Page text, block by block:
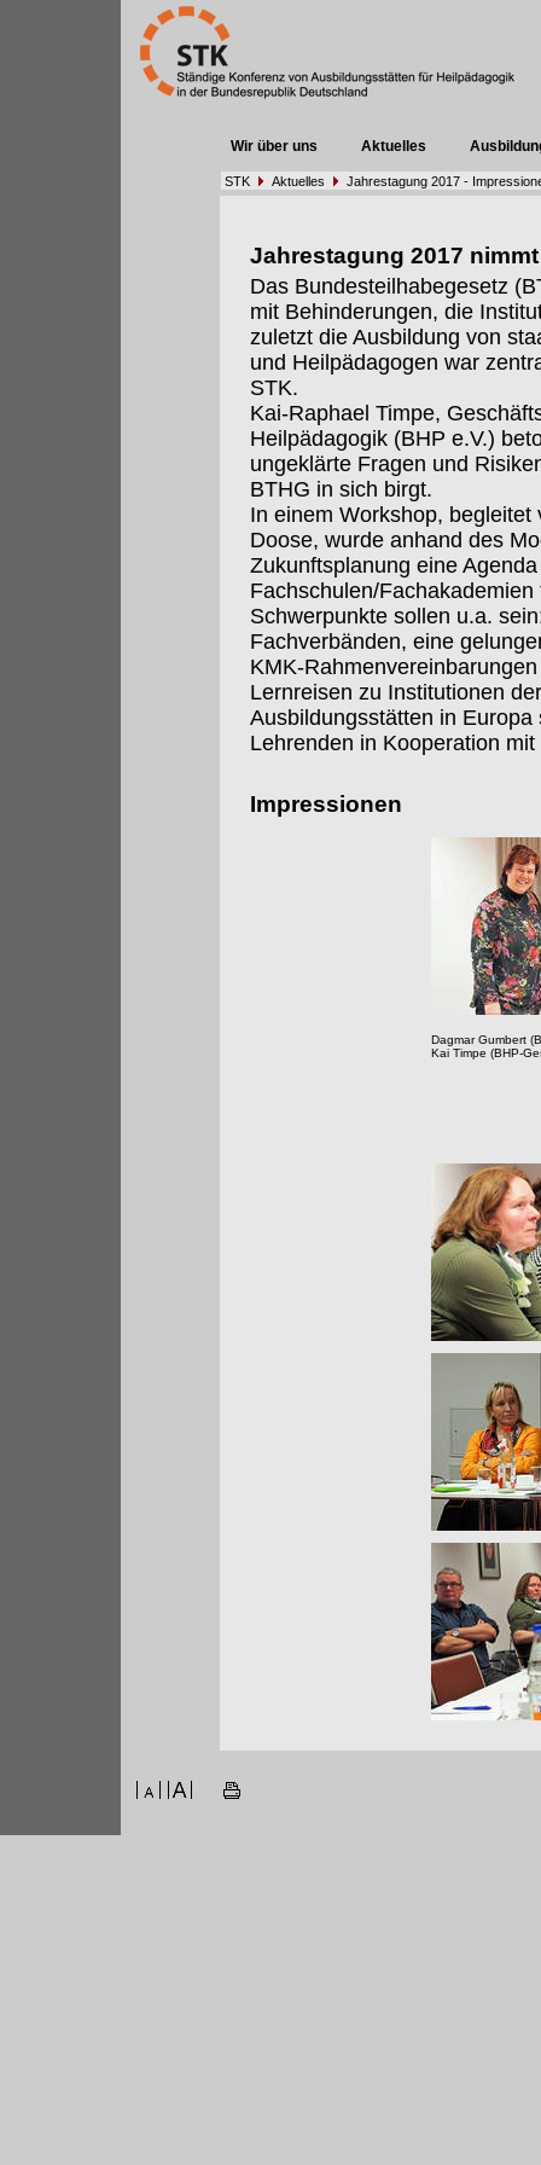
Wir über uns Aktuelles
STK Aktuelles Jahrestagung 2017 -
Jahrestagung 2017
Das Bundesteilhabegesetz
mit Behinderungen, die
zuletzt die Ausbildung von
und Heilpädagogen war
STK.
Kai-Raphael Timpe,
Heilpädagogik (BHP e.V.)
ungeklärte Fragen und
BTHG in sich birgt.
In einem Workshop,
Doose, wurde anhand des
Zukunftsplanung eine
Fachschulen/
Schwerpunkte sollen u.a.
Fachverbänden, eine
KMK-
Lernreisen zu Institutionen
Ausbildungsstätten in
Lehrenden in Kooperation
Impressionen
Dagmar Gumbert
Kai Timpe (BHP-